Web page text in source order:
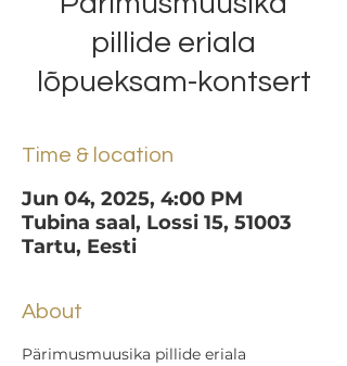
pillide eriala
lõpueksam-kontsert
Time & location
Jun 04, 2025, 4:00 PM
Tubina saal, Lossi 15, 51003
Tartu, Eesti
About
Pärimusmuusika pillide eriala